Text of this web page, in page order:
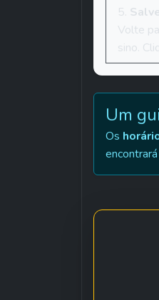
Volte
sino.
Um
Os